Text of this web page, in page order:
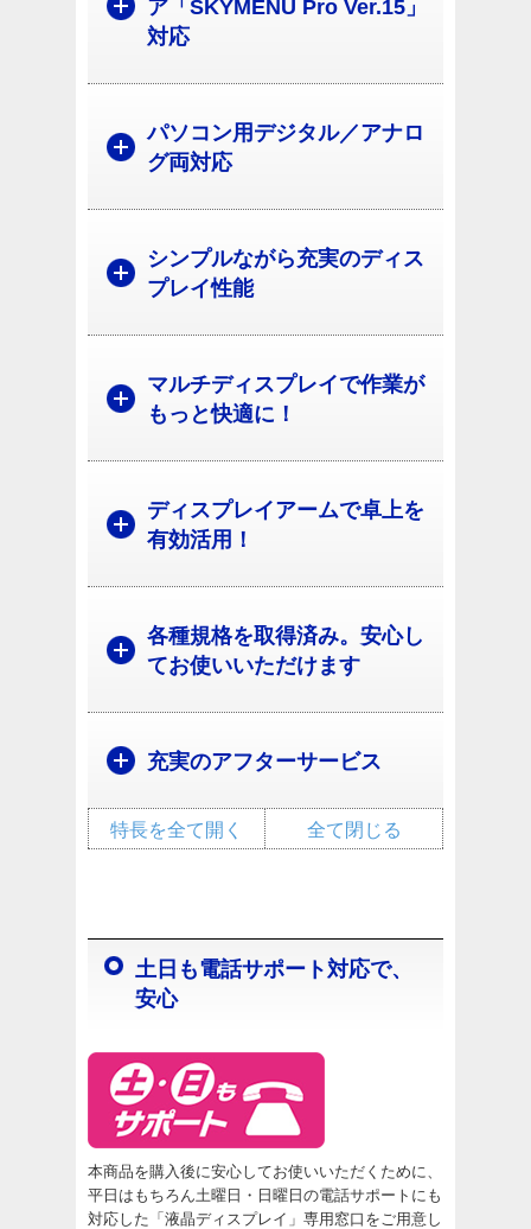
ア「SKYMENU Pro Ver.15」
対応
パソコン用デジタル／アナロ
グ両対応
シンプルながら充実のディス
プレイ性能
マルチディスプレイで作業が
もっと快適に！
ディスプレイアームで卓上を
有効活用！
各種規格を取得済み。安心し
てお使いいただけます
充実のアフターサービス
全て閉じる
特長を全て開く
土日も電話サポート対応で、
安心
本商品を購入後に安心してお使いいただくために、
平日はもちろん土曜日・日曜日の電話サポートにも
対応した「液晶ディスプレイ」専用窓口をご用意し